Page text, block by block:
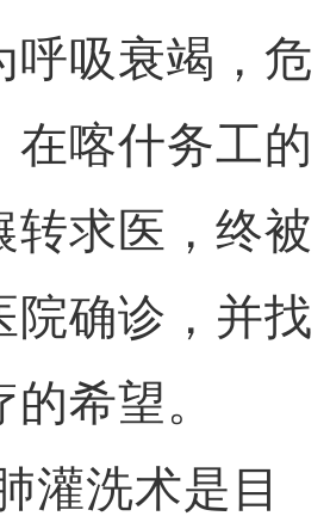
呼吸衰竭，危
在喀什务工的
转求医，终被
院确诊，并找
希望。
洗术是目